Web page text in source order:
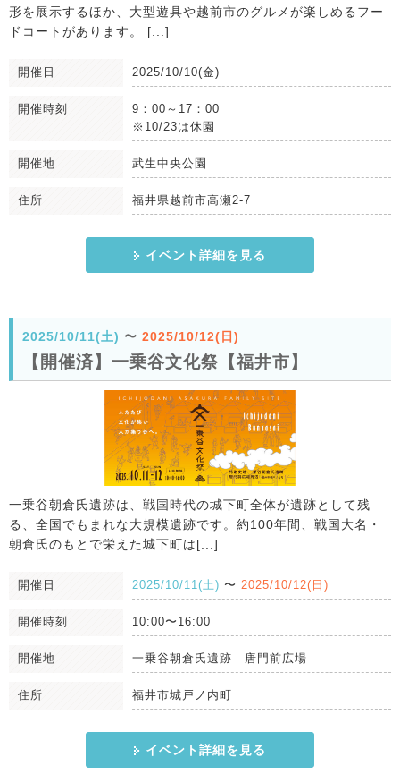
形を展示するほか、大型遊具や越前市のグルメが楽しめるフー
ドコートがあります。 [...]
開催日 2025/10/10(金)
開催時刻
9：00～17：00
※10/23は休園
開催地 武生中央公園
住所 福井県越前市高瀬2-7
イベント詳細を見る
2025/10/11(土) 〜 2025/10/12(日)
【開催済】一乗谷文化祭【福井市】
一乗谷朝倉氏遺跡は、戦国時代の城下町全体が遺跡として残
る、全国でもまれな大規模遺跡です。約100年間、戦国大名・
朝倉氏のもとで栄えた城下町は[...]
開催日 2025/10/11(土) 〜 2025/10/12(日)
開催時刻 10:00〜16:00
開催地 一乗谷朝倉氏遺跡 唐門前広場
住所 福井市城戸ノ内町
イベント詳細を見る